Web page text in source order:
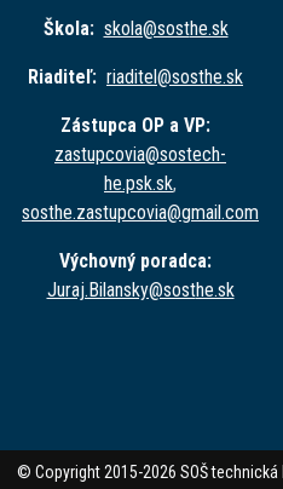
Škola: skola@sosthe.sk
Riaditeľ: riaditel@sosthe.sk
Zástupca OP a VP:
zastupcovia@sostech-
he.psk.sk,
sosthe.zastupcovia@gmail.com
Výchovný poradca:
Juraj.Bilansky@sosthe.sk
© Copyright 2015-2026 SOŠ technická